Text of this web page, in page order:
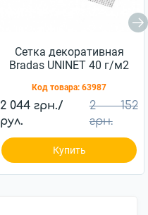
Сетка декоративная
Bradas UNINET 40 г/м2
Код товара: 63987
2 044 грн./
рул.
2 152
грн.
Купить